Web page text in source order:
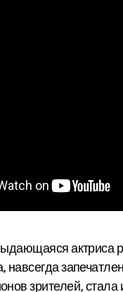
актриса
навсегда
зрителей, стала